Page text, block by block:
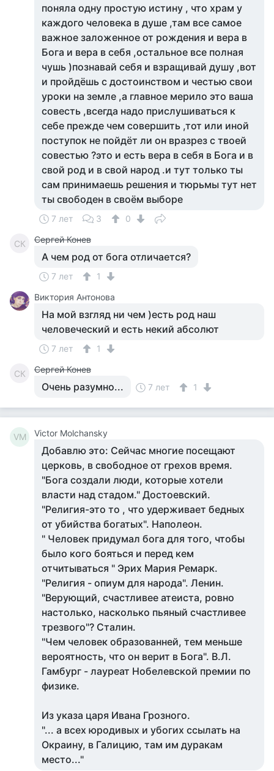
поняла одну простую истину , что храм у
каждого человека в душе ,там все самое
важное заложенное от рождения и вера в
Бога и вера в себя ,остальное все полная
чушь )познавай себя и взращивай душу ,вот
и пройдёшь с достоинством и честью свои
уроки на земле ,а главное мерило это ваша
совесть ,всегда надо прислушиваться к
себе прежде чем совершить ,тот или иной
поступок не пойдёт ли он вразрез с твоей
совестью ?это и есть вера в себя в Бога и в
свой род и в свой народ .и тут только ты
сам принимаешь решения и тюрьмы тут нет
ты свободен в своём выборе
7 лет 3 0
СК Сергей Конев
А чем род от бога отличается?
7 лет
1
Виктория Антонова
На мой взгляд ни чем )есть род наш
человеческий и есть некий абсолют
7 лет 1
СК Сергей Конев
Очень разумно... 7 лет 1
VM Victor Molchansky
Добавлю это: Сейчас многие посещают
церковь, в свободное от грехов время.
"Бога создали люди, которые хотели
власти над стадом." Достоевский.
"Религия-это то , что удерживает бедных
от убийства богатых". Наполеон.
" Человек придумал бога для того, чтобы
было кого бояться и перед кем
отчитываться " Эрих Мария Ремарк.
"Религия - опиум для народа". Ленин.
"Верующий, счастливее атеиста, ровно
настолько, насколько пьяный счастливее
трезвого"? Сталин.
"Чем человек образованней, тем меньше
вероятность, что он верит в Бога". В.Л.
Гамбург - лауреат Нобелевской премии по
физике.
Из указа царя Ивана Грозного.
"... а всех юродивых и убогих ссылать на
Окраину, в Галицию, там им дуракам
место..."